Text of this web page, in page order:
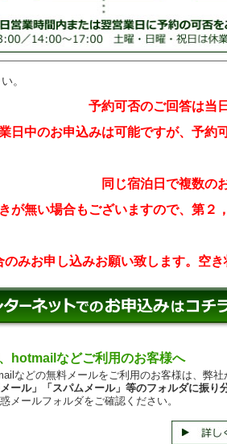
。
予約可否のご回答は当
日中のお申込みは可能ですが、予約
同じ宿泊日で複数の
が無い場合もございますので、第
のみお申し込みお願い致します。空
hotmailなどご利用のお客様へ
などの無料メールをご利用のお客様は、弊
メール」「スパムメール」等のフォルダに振り
メールフォルダをご確認ください。